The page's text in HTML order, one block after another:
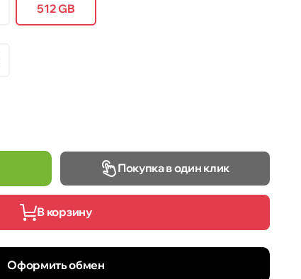
512 GB
Покупка в один клик
В корзину
Оформить обмен